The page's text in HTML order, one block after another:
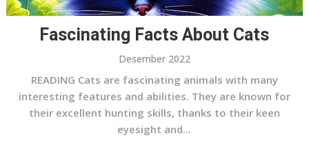
Fascinating Facts About Cats
Desember 2022
READING Cats are fascinating animals with many
interesting features and abilities. They are known for
their excellent hunting skills, thanks to their keen
eyesight and...